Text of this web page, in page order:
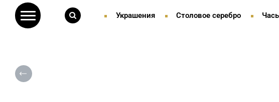
Украшения Столовое серебро